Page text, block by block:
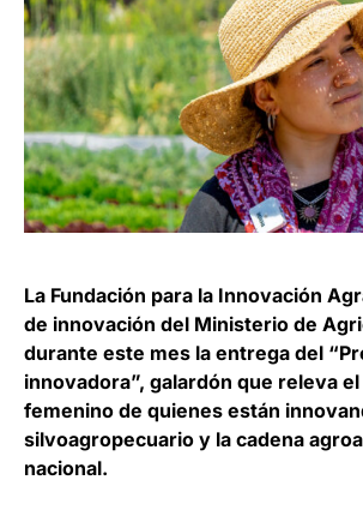
La Fundación para la Innovación
de innovación del Ministerio de
durante este mes la entrega del
innovadora”, galardón que releva
femenino de quienes están
silvoagropecuario y la cadena
nacional.